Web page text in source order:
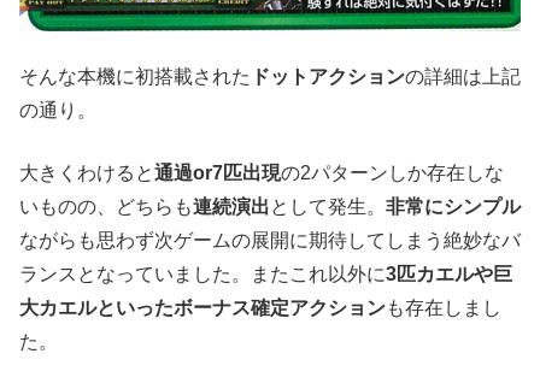
そんな本機に初搭載された ドットアクションの詳細は上記
の通り。
大きくわけると通過or7匹出現の2パターンしか存在しな
いものの、どちらも連続演出として発生。 非常にシンプル
ながらも思わず次ゲームの展開に期待してしまう絶妙なバ
ランスとなっていました。またこれ以外に3匹カエルや巨
大カエルといったボーナス確定アクションも存在しまし
た。